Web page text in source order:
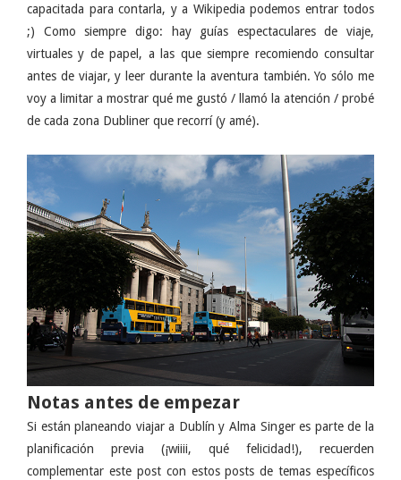
capacitada para contarla, y a Wikipedia podemos entrar todos
;) Como siempre digo: hay guías espectaculares de viaje,
virtuales y de papel, a las que siempre recomiendo consultar
antes de viajar, y leer durante la aventura también. Yo sólo me
voy a limitar a mostrar qué me gustó / llamó la atención / probé
de cada zona Dubliner que recorrí (y amé).
Notas antes de empezar
Si están planeando viajar a Dublín y Alma Singer es parte de la
planificación previa (¡wiiii, qué felicidad!), recuerden
complementar este post con estos posts de temas específicos